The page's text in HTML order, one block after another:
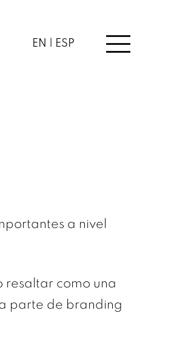
EN | ESP
a nivel
como una
parte de branding